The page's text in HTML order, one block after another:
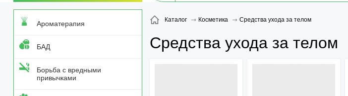
Ароматерапия
БАД
Борьба с вредными
привычками
Каталог Косметика Средства ухода за телом
Средства ухода за телом